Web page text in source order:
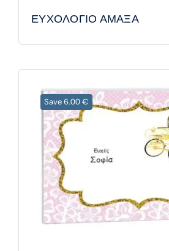
ΕΥΧΟΛΟΓΙΟ ΑΜΑΞΑ
Save 6.00 €